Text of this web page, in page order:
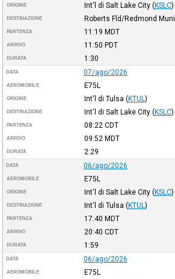
ORIGINE Int'l di Salt Lake City (KSLC)
DESTINAZIONE Roberts Fld/Redmond Muni
PARTENZA 11:19 MDT
ARRIVO 11:50 PDT
DURATA 1:30
DATA 07/ago/2026
AEROMOBILE E75L
ORIGINE Int'l di Tulsa (KTUL )
DESTINAZIONE Int'l di Salt Lake City (KSLC)
PARTENZA 08:22 CDT
ARRIVO 09:52 MDT
DURATA 2:29
DATA 06/ago/2026
AEROMOBILE E75L
ORIGINE Int'l di Salt Lake City (KSLC)
DESTINAZIONE Int'l di Tulsa (KTUL )
PARTENZA 17:40 MDT
ARRIVO 20:40 CDT
DURATA 1:59
DATA 06/ago/2026
AEROMOBILE E75L